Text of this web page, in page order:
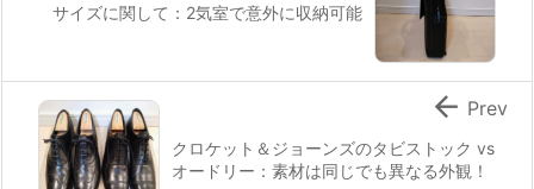
サイズに関して：2気室で意外に収納可能
クロケット＆ジョーンズのタビストック vs
オードリー：素材は同じでも異なる外観！
 Prev